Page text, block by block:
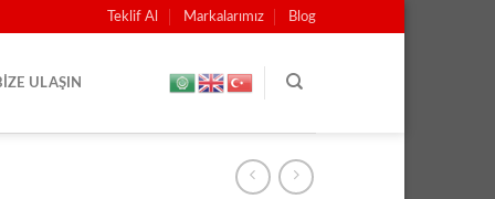
Teklif Al Markalarımız Blog
ULAŞIN